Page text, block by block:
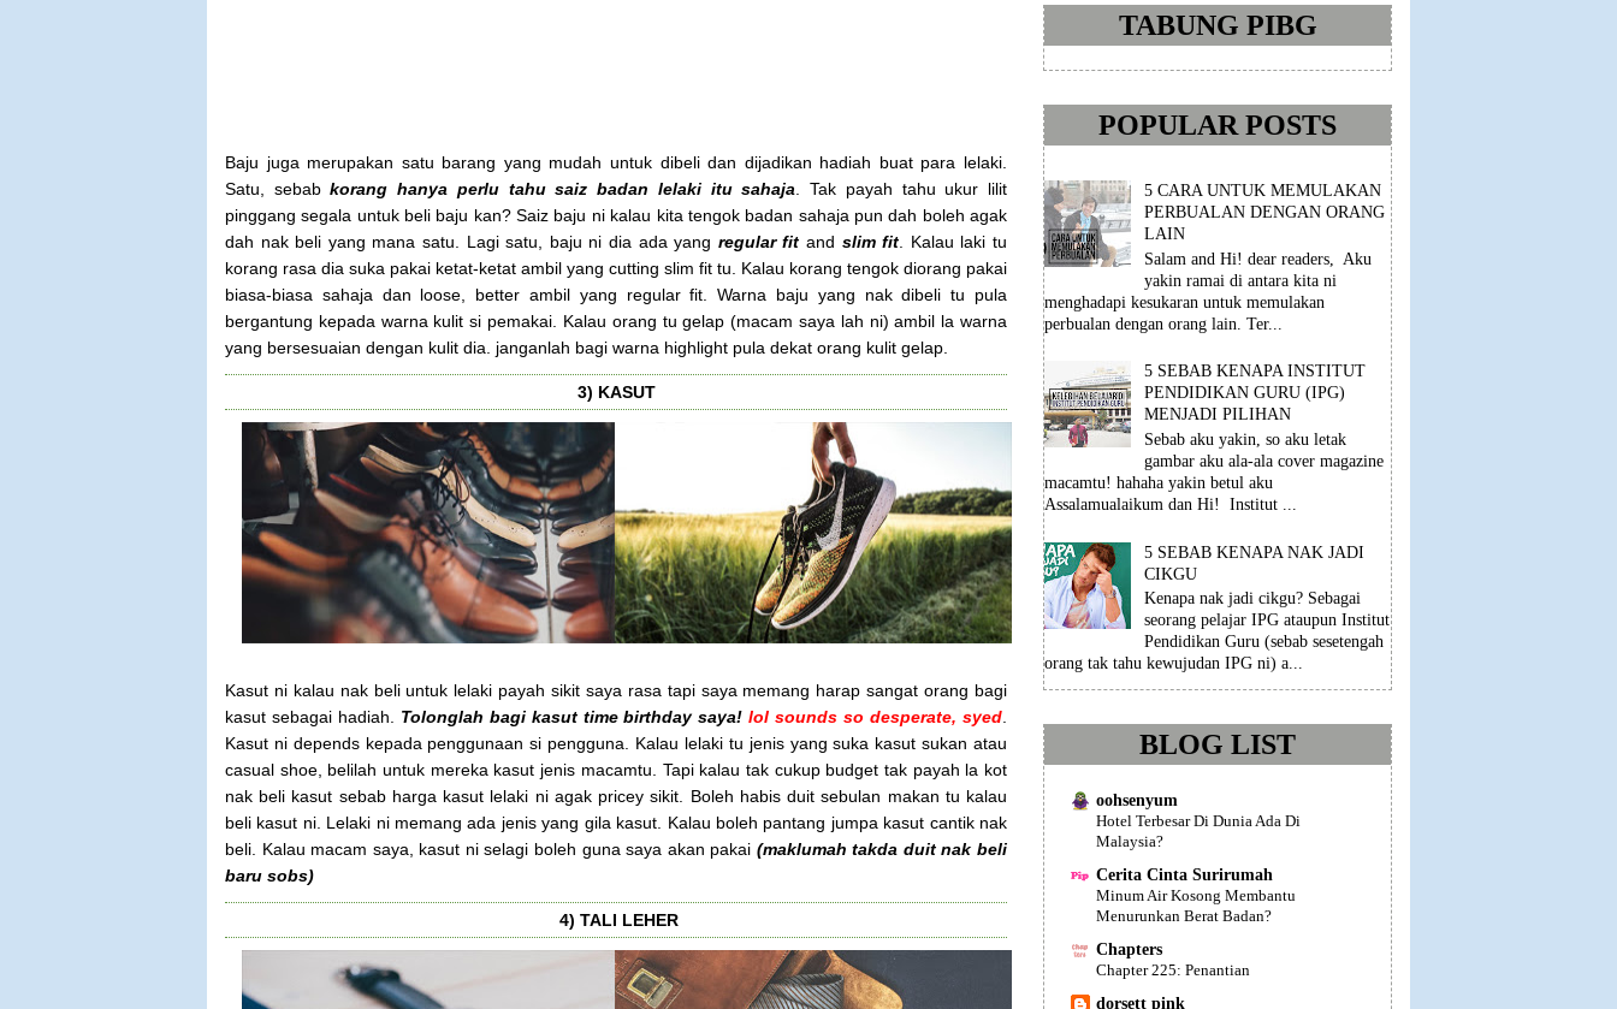
Baju juga merupakan satu barang yang mudah untuk dibeli dan dijadikan hadiah buat para lelaki.
Satu, sebabkorang hanya perlu tahu saiz badan lelaki itu sahaja . Tak payah tahu ukur lilit
pinggang segala untuk beli baju kan? Saiz baju ni kalau kita tengok badan sahaja pun dah boleh agak
dah nak beli yang mana satu. Lagi satu, baju ni dia ada yang regular fit and slim fit . Kalau laki tu
korang rasa dia suka pakai ketat-ketat ambil yang cutting slim fit tu. Kalau korang tengok diorang pakai
biasa-biasa sahaja dan loose, better ambil yang regular fit. Warna baju yang nak dibeli tu pula
bergantung kepada warna kulit si pemakai. Kalau orang tu gelap (macam saya lah ni) ambil la warna
yang bersesuaian dengan kulit dia. janganlah bagi warna highlight pula dekat orang kulit gelap.
3) KASUT
Kasut ni kalau nak beli untuk lelaki payah sikit saya rasa tapi saya memang harap sangat orang bagi
kasut sebagai hadiah. Tolonglah bagi kasut time birthday saya! lol sounds so desperate, syed
Kasut ni depends kepada penggunaan si pengguna. Kalau lelaki tu jenis yang suka kasut sukan atau
casual shoe, belilah untuk mereka kasut jenis macamtu. Tapi kalau tak cukup budget tak payah la kot
nak beli kasut sebab harga kasut lelaki ni agak pricey sikit. Boleh habis duit sebulan makan tu kalau
beli kasut ni. Lelaki ni memang ada jenis yang gila kasut. Kalau boleh pantang jumpa kasut cantik nak
beli. Kalau macam saya, kasut ni selagi boleh guna saya akan pakai (maklumah takda duit nak beli
baru sobs)
4) TALI LEHER
TABUNG PIBG
POPULAR POSTS
5 CARA UNTUK MEMULAKAN
PERBUALAN DENGAN ORANG
LAIN
Salam and Hi! dear readers, Aku
yakin ramai di antara kita ni
menghadapi kesukaran untuk memulakan
perbualan dengan orang lain. Ter...
5 SEBAB KENAPA INSTITUT
PENDIDIKAN GURU (IPG)
MENJADI PILIHAN
Sebab aku yakin, so aku letak
gambar aku ala-ala cover magazine
macamtu! hahaha yakin betul aku
Assalamualaikum dan Hi! Institut ...
5 SEBAB KENAPA NAK JADI
CIKGU
Kenapa nak jadi cikgu? Sebagai
seorang pelajar IPG ataupun Institut
Pendidikan Guru (sebab sesetengah
orang tak tahu kewujudan IPG ni) a...
BLOG LIST
oohsenyum
Hotel Terbesar Di Dunia Ada Di
Malaysia?
Cerita Cinta Surirumah
Minum Air Kosong Membantu
Menurunkan Berat Badan?
Chapters
Chapter 225: Penantian
dorsett pink